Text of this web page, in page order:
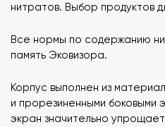
нитратов. Выбор продуктов
Все нормы по содержанию
память Эковизора.
Корпус выполнен из
и прорезиненными боковыми
экран значительно